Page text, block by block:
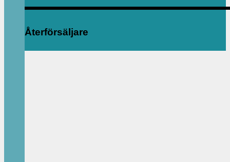
Återförsäljare